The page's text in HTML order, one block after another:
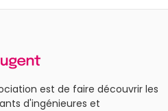
est de faire découvrir les
d'ingénieures et